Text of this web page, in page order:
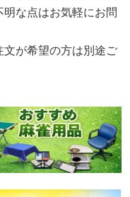
な点はお気軽にお問
が希望の方は別途ご